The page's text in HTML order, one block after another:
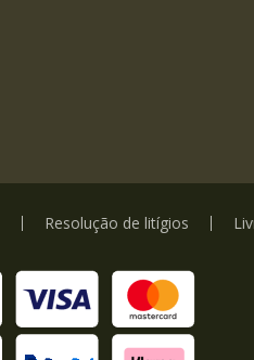
Resolução de litígios